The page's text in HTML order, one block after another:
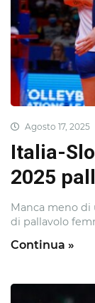
Agosto 17, 2025
Italia-
2025
Manca meno di
di pallavolo
Continua »